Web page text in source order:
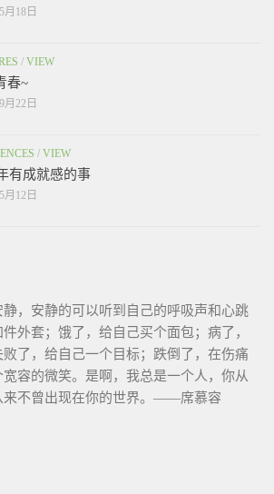
月18日
/ VIEW
春~
月22日
/ VIEW
有成就感的事
月12日
，安静的可以听到自己的呼吸声和心跳
外套；饿了，给自己买个面包；病了，
了，给自己一个目标；跌倒了，在伤痛
容的微笑。是啊，我总是一个人，你从
来不曾出现在你的世界。——席慕容